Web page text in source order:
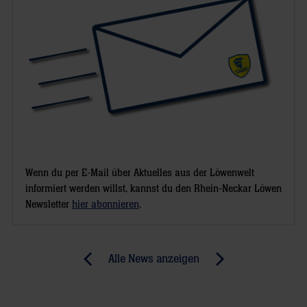
Wenn du per E-Mail über Aktuelles aus der Löwenwelt
informiert werden willst, kannst du den Rhein-Neckar Löwen
Newsletter hier abonnieren.
Alle News anzeigen